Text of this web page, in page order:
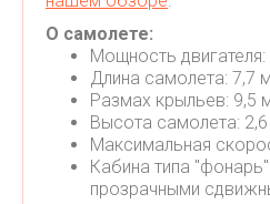
О самолете:
Мощность двигателя:
Длина самолета: 7,7 м
Размах крыльев: 9,5
Высота самолета:
Максимальная
Кабина типа
прозрачными